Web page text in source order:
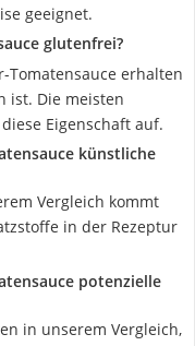
geeignet.
glutenfrei?
Tomatensauce erhalten
ist. Die meisten
Eigenschaft auf.
künstliche
Vergleich kommt
in der Rezeptur
potenzielle
in unserem Vergleich,